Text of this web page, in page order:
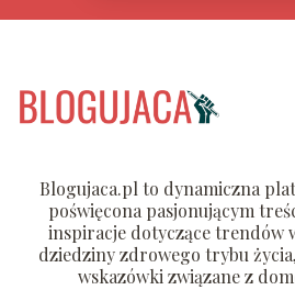
Blogujaca.pl to dynamiczna
poświęcona pasjonującym
inspiracje dotyczące trendów
dziedziny zdrowego trybu
wskazówki związane z